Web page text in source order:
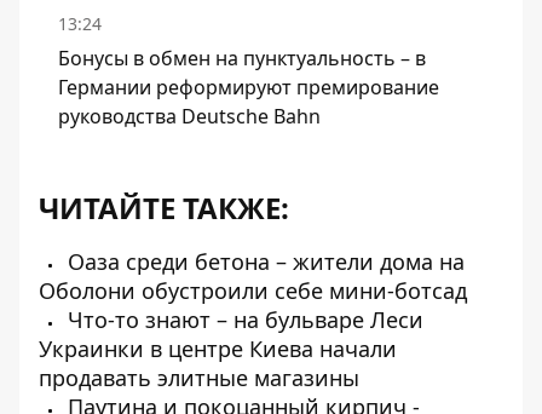
13:24
Бонусы в обмен на пунктуальность – в
Германии реформируют премирование
руководства Deutsche Bahn
ЧИТАЙТЕ ТАКЖЕ:
Оаза среди бетона – жители дома на
Оболони обустроили себе мини-ботсад
Что-то знают – на бульваре Леси
Украинки в центре Киева начали
продавать элитные магазины
Паутина и покоцанный кирпич -